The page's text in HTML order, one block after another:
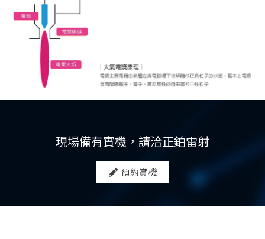
現場備有實機，請洽正鉑雷射
預約賞機